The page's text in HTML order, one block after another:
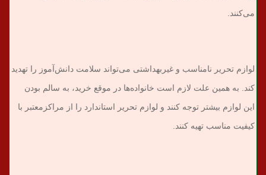
می‌کنند.
لوازم تحریر نامناسب و غیربهداشتی می‌تواند سلامت دانش‌آموز را تهدید
کند. به همین علت لازم است خانواده‌ها در موقع خرید، به سالم بودن
این لوازم بیشتر توجه کنند و لوازم تحریر استاندارد را از مراکزمعتبر با
کیفیت مناسب تهیه کنند.